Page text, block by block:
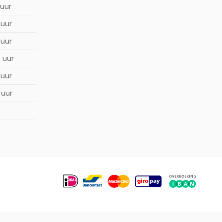
uur